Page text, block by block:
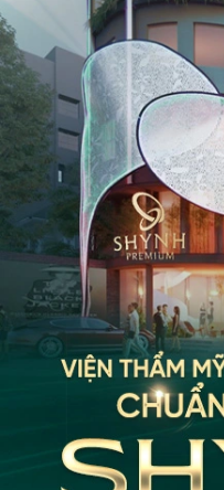
Khách hàng thực tế
DỊCH VỤ GIẢM BÉO
TẮM TRẮNG
ĐIỀU TRỊ DA
TƯ VẤN
TIN TỨC